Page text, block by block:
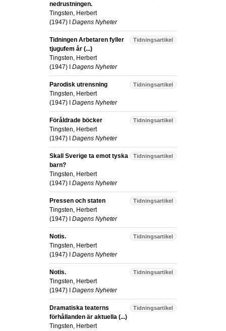
nedrustningen.
Tingsten, Herbert
(1947) I Dagens Nyheter
Tidningsartikel
Tidningen Arbetaren fyller
tjugufem år (...)
Tingsten, Herbert
(1947) I Dagens Nyheter
Tidningsartikel
Parodisk utrensning
Tingsten, Herbert
(1947) I Dagens Nyheter
Tidningsartikel
Föråldrade böcker
Tingsten, Herbert
(1947) I Dagens Nyheter
Tidningsartikel
Skall Sverige ta emot tyska
barn?
Tingsten, Herbert
(1947) I Dagens Nyheter
Tidningsartikel
Pressen och staten
Tingsten, Herbert
(1947) I Dagens Nyheter
Tidningsartikel
Notis.
Tingsten, Herbert
(1947) I Dagens Nyheter
Tidningsartikel
Notis.
Tingsten, Herbert
(1947) I Dagens Nyheter
Tidningsartikel
Dramatiska teaterns
förhållanden är aktuella (...)
Tingsten, Herbert